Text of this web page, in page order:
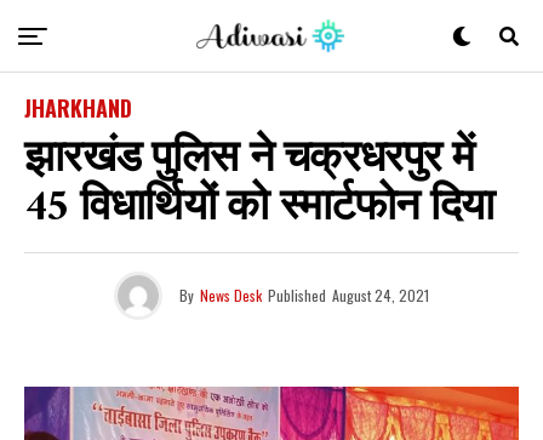
JHARKHAND
झारखंड पुलिस ने चक्रधरपुर में
45 विधार्थियों को स्मार्टफोन दिया
By News Desk Published August 24, 2021